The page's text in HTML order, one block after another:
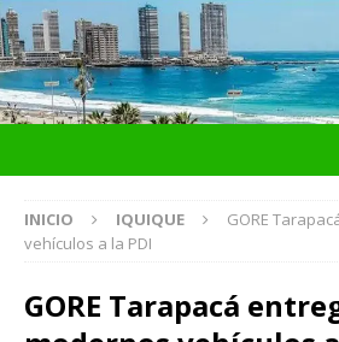
INICIO IQUIQUE
GORE
vehículos a la PDI
GORE Tarapacá